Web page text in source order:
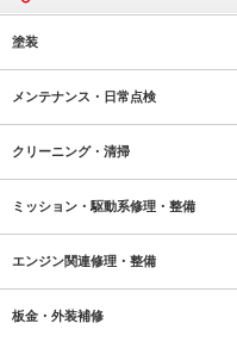
塗装
メンテナンス・日常点検
クリーニング・清掃
ミッション・駆動系修理・整備
エンジン関連修理・整備
板金・外装補修